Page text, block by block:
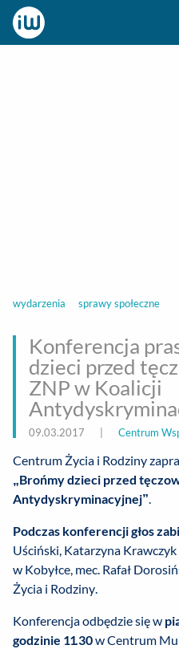
wydarzenia sprawy społeczne
Konferencja
dzieci przed
ZNP w Koalicji
09.03.2017 Centrum
Centrum Życia i Rodziny
„Brońmy dzieci przed
Antydyskryminacyjnej”.
Podczas konferencji głos
Uściński, Katarzyna Krawczyk
w Kobyłce, mec. Rafał
Życia i Rodziny.
Konferencja odbędzie się w
godzinie 11.30w Centrum